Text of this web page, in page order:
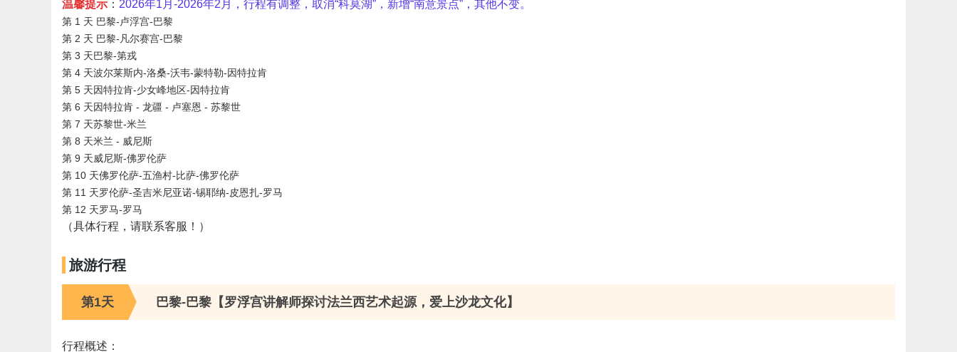
温馨提示 ： 2026年1月-2026年2月，行程有调整，取消“科莫湖”，新增“南意景点”，其他不变。
第 1 天 巴黎-卢浮宫-巴黎
第 2 天 巴黎-凡尔赛宫-巴黎
第 3 天巴黎-第戎
第 4 天波尔莱斯内-洛桑-沃韦-蒙特勒-因特拉肯
第 5 天因特拉肯-少女峰地区-因特拉肯
第 6 天因特拉肯 - 龙疆 - 卢塞恩 - 苏黎世
第 7 天苏黎世-米兰
第 8 天米兰 - 威尼斯
第 9 天威尼斯-佛罗伦萨
第 10 天佛罗伦萨-五渔村-比萨-佛罗伦萨
第 11 天罗伦萨-圣吉米尼亚诺-锡耶纳-皮恩扎-罗马
第 12 天罗马-罗马
（具体行程，请联系客服！）
旅游行程
第1天 巴黎-巴黎【罗浮宫讲解师探讨法兰西艺术起源，爱上沙龙文化】
行程概述：